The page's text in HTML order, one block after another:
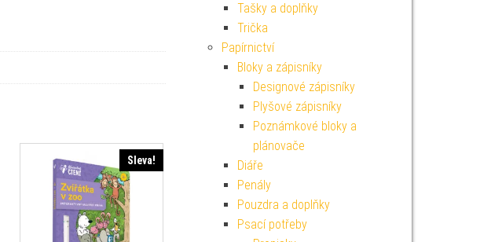
Sleva!
Tašky a doplňky
Trička
Papírnictví
Bloky a zápisníky
Designové zápisníky
Plyšové zápisníky
Poznámkové bloky a
plánovače
Diáře
Penály
Pouzdra a doplňky
Psací potřeby